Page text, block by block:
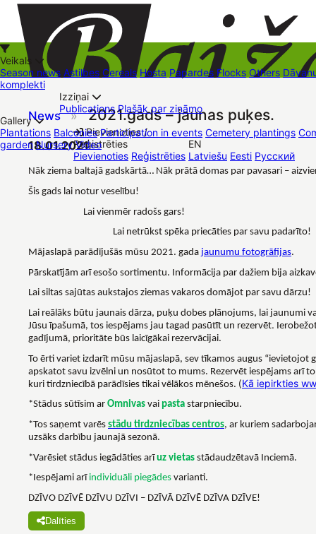
+37126545879 baizas@baizas.lv
Pievienoties /
Reģistrēties
Pievienoties Reģistrēties
EN
Latviešu Eesti Русский
Veikals
Season news Astilbes Cereals Hosta Papardes Flocks Others
komplekti
Kā iepirkties
Izziņai
Publications Plašāk par zināmo
Gallery
Plantations Balconies Participation in events Cemetery plantings
garden Nursery Video
Contacts Dāvanu kartes Augu komplekti
News » 2021.gads – jaunas puķes.
18.01.2021
Nāk ziema baltajā gadskārtā… Nāk prātā domas par pavasari –
Šis gads lai notur veselību!
Lai vienmēr radošs gars!
Lai netrūkst spēka priecāties par savu padarīto!
Mājaslapā parādījušās mūsu 2021. gada jaunumu fotogrāfijas.
Pārskatījām arī esošo sortimentu. Informācija par dažiem bija
Lai siltas sajūtas aukstajos ziemas vakaros domājot par savu dārzu!
Lai reālāks būtu jaunais dārza, puķu dobes plānojums, lai jaunumi
Jūsu īpašumā, tos iespējams jau tagad pasūtīt un rezervēt.
gadījumā, prioritāte būs laicīgākai rezervācijai.
To ērti variet izdarīt mūsu mājaslapā, sev tīkamos augus “ievietojot
apskatot savu izvēlni un nosūtot to mums. Rezervēt iespējams arī
kuri tirdzniecībā parādīsies tikai vēlākos mēnešos. (Kā iepirkties
*Stādus sūtīsim ar Omnivas vai pasta starpniecību.
*Tos saņemt varēs stādu tirdzniecības centros, ar kuriem
uzsāks darbību jaunajā sezonā.
*Varēsiet stādus iegādāties arīuz vietas stādaudzētavā Inciemā.
*Iespējami arī individuāli piegādes varianti.
DZĪVO DZĪVĒ DZĪVU DZĪVI – DZĪVĀ DZĪVĒ DZĪVA DZĪVE!
Dalīties